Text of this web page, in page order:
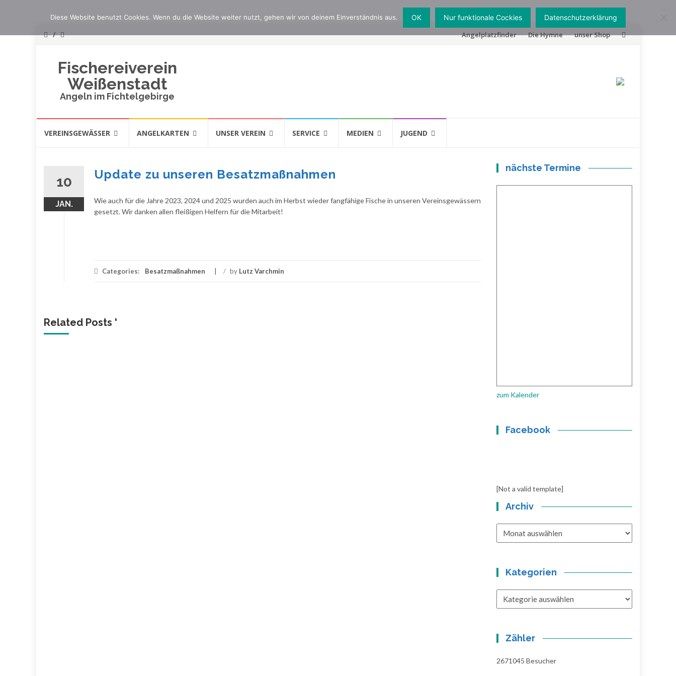
Skip
Angelplatzfinder Die Hymne unser Shop
Fischereiverein
Weißenstadt
Angeln im Fichtelgebirge
VEREINSGEWÄSSER ANGELKARTEN UNSER VEREIN SERVICE MEDIEN JUGEND
10
JAN.
Update zu unseren Besatzmaßnahmen
Wie auch für die Jahre 2023, 2024 und 2025 wurden auch im Herbst wieder fangfähige Fische in unseren Vereinsgewässern
gesetzt. Wir danken allen fleißigen Helfern für die Mitarbeit!
Categories: Besatzmaßnahmen / by Lutz Varchmin
Related Posts '
nächste Termine
zum Kalender
Facebook
[Not a valid template]
Archiv
Kategorien
Zähler
2671045 Besucher
Diese Website benutzt Cookies. Wenn du die Website weiter nutzt, gehen wir von deinem Einverständnis aus. OK Nur funktionale Cockies Datenschutzerklärung